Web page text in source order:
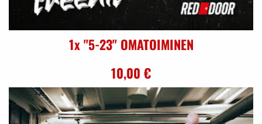
1x "5-23" OMATOIMINEN
10,00 €